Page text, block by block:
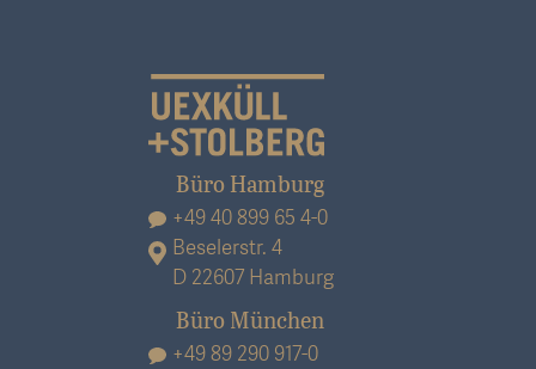
Büro Hamburg
+49 40 899 65 4-0
Beselerstr. 4
D 22607 Hamburg
Büro München
+49 89 290 917-0